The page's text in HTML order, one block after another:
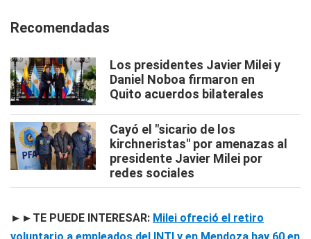
Recomendadas
Los presidentes Javier Milei y
Daniel Noboa firmaron en
Quito acuerdos bilaterales
Cayó el "sicario de los
kirchneristas" por amenazas al
presidente Javier Milei por
redes sociales
►►TE PUEDE INTERESAR: Milei ofreció el retiro